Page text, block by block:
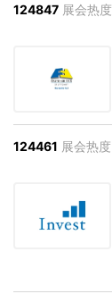
124847 展会热度
124461 展会热度